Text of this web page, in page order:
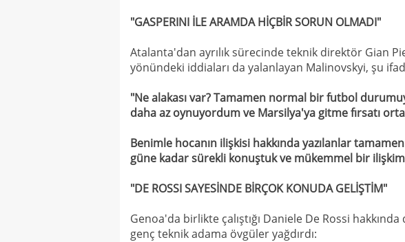
"GASPERINI İLE ARAMDA HİÇBİR SORUN OLMADI"
Atalanta'dan ayrılık sürecinde teknik direktör Gian
yönündeki iddiaları da yalanlayan Malinovskyi, şu
"Ne alakası var? Tamamen normal bir futbol
daha az oynuyordum ve Marsilya'ya gitme fırsatı
Benimle hocanın ilişkisi hakkında yazılanlar
güne kadar sürekli konuştuk ve mükemmel bir
"DE ROSSI SAYESİNDE BİRÇOK KONUDA GELİŞTİM"
Genoa'da birlikte çalıştığı Daniele De Rossi
genç teknik adama övgüler yağdırdı: